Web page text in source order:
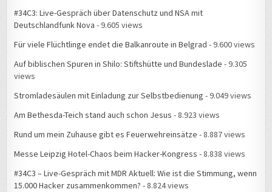
#34C3: Live-Gespräch über Datenschutz und NSA mit
Deutschlandfunk Nova - 9.605 views
Für viele Flüchtlinge endet die Balkanroute in Belgrad - 9.600 views
Auf biblischen Spuren in Shilo: Stiftshütte und Bundeslade - 9.305
views
Stromladesäulen mit Einladung zur Selbstbedienung - 9.049 views
Am Bethesda-Teich stand auch schon Jesus - 8.923 views
Rund um mein Zuhause gibt es Feuerwehreinsätze - 8.887 views
Messe Leipzig Hotel-Chaos beim Hacker-Kongress - 8.838 views
#34C3 – Live-Gespräch mit MDR Aktuell: Wie ist die Stimmung, wenn
15.000 Hacker zusammenkommen? - 8.824 views